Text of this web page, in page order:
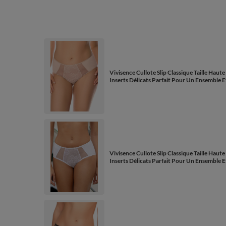
Vivisence Cullote Slip Classique Taille
Inserts Délicats Parfait Pour Un Ensemble
Vivisence Cullote Slip Classique Taille
Inserts Délicats Parfait Pour Un Ensemble